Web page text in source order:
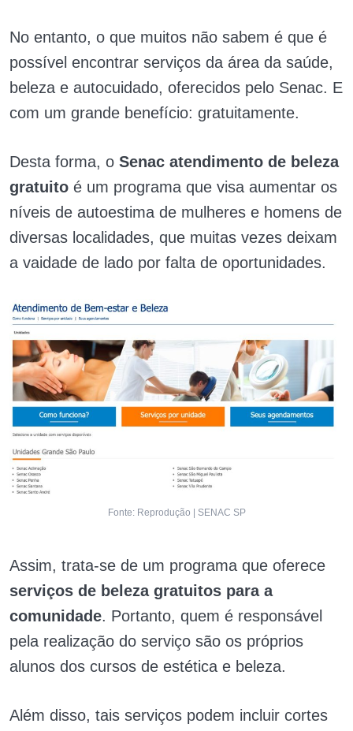
No entanto, o que muitos não sabem é que é
possível encontrar serviços da área da saúde,
beleza e autocuidado, oferecidos pelo Senac. E
com um grande benefício: gratuitamente.
Desta forma, o Senac atendimento de beleza
gratuito é um programa que visa aumentar os
níveis de autoestima de mulheres e homens de
diversas localidades, que muitas vezes deixam
a vaidade de lado por falta de oportunidades.
Fonte: Reprodução | SENAC SP
Assim, trata-se de um programa que oferece
serviços de beleza gratuitos para a
comunidade. Portanto, quem é responsável
pela realização do serviço são os próprios
alunos dos cursos de estética e beleza.
Além disso, tais serviços podem incluir cortes